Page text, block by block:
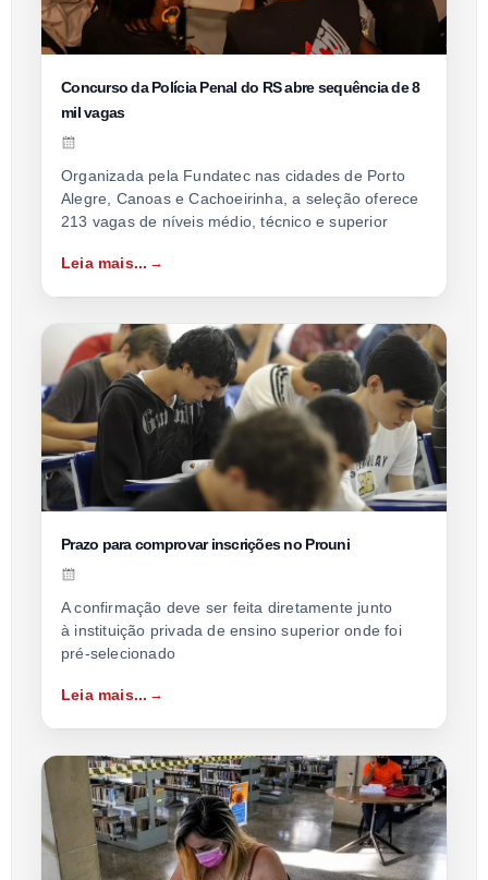
Concurso da Polícia Penal do RS abre sequência de 8
mil vagas
Organizada pela Fundatec nas cidades de Porto
Alegre, Canoas e Cachoeirinha, a seleção oferece
213 vagas de níveis médio, técnico e superior
Leia mais...
Prazo para comprovar inscrições no Prouni
A confirmação deve ser feita diretamente junto
à instituição privada de ensino superior onde foi
pré-selecionado
Leia mais...